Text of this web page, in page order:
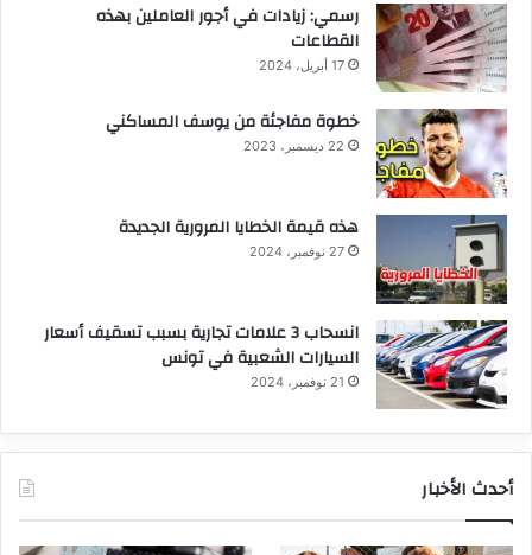
رسمي: زيادات في أجور العاملين بهذه
القطاعات
17 أبريل، 2024
خطوة مفاجئة من يوسف المساكني
22 ديسمبر، 2023
هذه قيمة الخطايا المرورية الجديدة
27 نوفمبر، 2024
انسحاب 3 علامات تجارية بسبب تسقيف أسعار
السيارات الشعبية في تونس
21 نوفمبر، 2024
أحدث الأخبار